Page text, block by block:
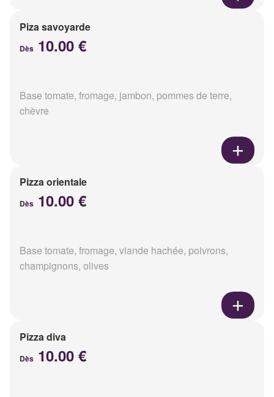
Piza savoyarde
Dès 10.00 €
Base tomate, fromage, jambon, pommes de terre,
chèvre
Pizza orientale
Dès 10.00 €
Base tomate, fromage, viande hachée, poivrons,
champignons, olives
Pizza diva
Dès 10.00 €